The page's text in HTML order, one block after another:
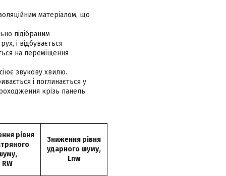
матеріалом, що
підібраним
і відбувається
на переміщення
звукову хвилю.
і поглинається у
крізь панель
рівня
RW
Зниження рівня
ударного шуму,
Lnw